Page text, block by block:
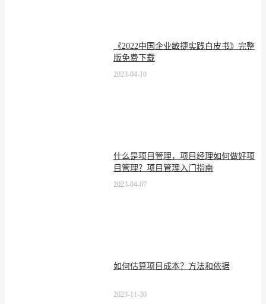
《2022中国企业敏捷实践白皮书》完整
版免费下载
2023-04-10
什么是项目管理，项目经理如何做好项
目管理？项目管理入门指南
2023-04-07
如何估算项目成本？方法和依据
2023-11-30